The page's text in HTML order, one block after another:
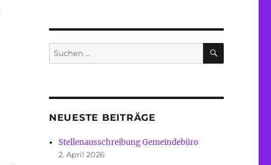
Suche
nach:
SUCHEN
NEUESTE BEITRÄGE
Stellenausschreibung Gemeindebüro
2. April 2026